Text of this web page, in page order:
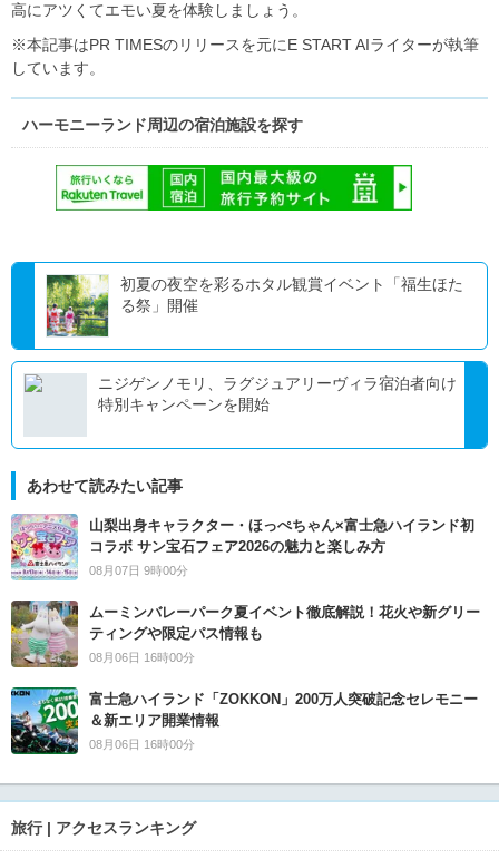
高にアツくてエモい夏を体験しましょう。
※本記事はPR TIMESのリリースを元にE START AIライターが執筆
しています。
ハーモニーランド周辺の宿泊施設を探す
初夏の夜空を彩るホタル観賞イベント「福生ほた
る祭」開催
ニジゲンノモリ、ラグジュアリーヴィラ宿泊者向け
特別キャンペーンを開始
あわせて読みたい記事
山梨出身キャラクター・ほっぺちゃん×富士急ハイランド初
コラボ サン宝石フェア2026の魅力と楽しみ方
08月07日 9時00分
ムーミンバレーパーク夏イベント徹底解説！花火や新グリー
ティングや限定パス情報も
08月06日 16時00分
富士急ハイランド「ZOKKON」200万人突破記念セレモニー
＆新エリア開業情報
08月06日 16時00分
旅行 | アクセスランキング